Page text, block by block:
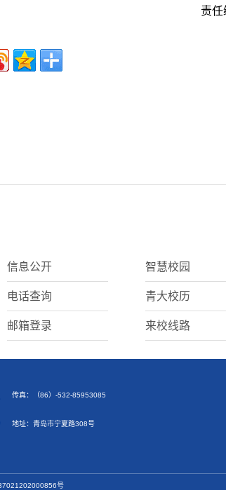
责
信息公开 智慧校园
电话查询 青大校历
邮箱登录 来校线路
传真：（86）-532-85953085
地址：青岛市宁夏路308号
37021202000856号